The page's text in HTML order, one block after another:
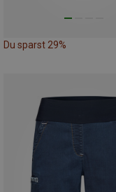
Du sparst 29%